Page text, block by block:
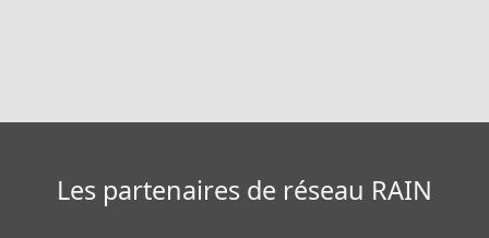
Les partenaires de réseau RAIN